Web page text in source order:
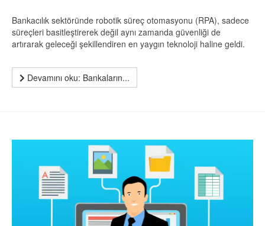
Bankacılık sektöründe robotik süreç otomasyonu (RPA), sadece
süreçleri basitleştirerek değil aynı zamanda güvenliği de
artırarak geleceği şekillendiren en yaygın teknoloji haline geldi.
Devamını oku: Bankaların...